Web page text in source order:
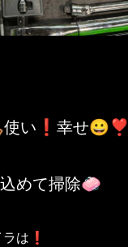
使い❗️幸せ😀❣️
めて掃除🧼
は❗️